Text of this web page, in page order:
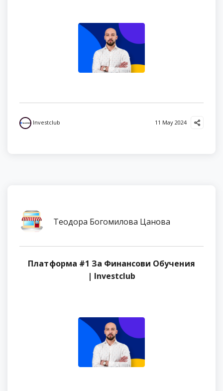
Investclub 11 May 2024
Теодора Богомилова Цанова
Платформа #1 За Финансови Обучения
| Investclub